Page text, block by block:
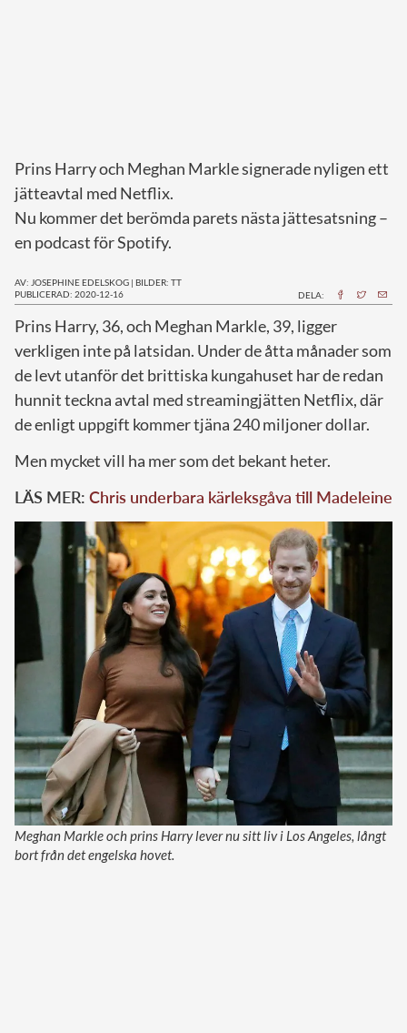
Prins Harry och Meghan Markle signerade nyligen ett
jätteavtal med Netflix.
Nu kommer det berömda parets nästa jättesatsning –
en podcast för Spotify.
AV: JOSEPHINE EDELSKOG | BILDER: TT
PUBLICERAD: 2020-12-16
DELA:
Prins Harry, 36, och Meghan Markle, 39, ligger
verkligen inte på latsidan. Under de åtta månader som
de levt utanför det brittiska kungahuset har de redan
hunnit teckna avtal med streamingjätten Netflix, där
de enligt uppgift kommer tjäna 240 miljoner dollar.
Men mycket vill ha mer som det bekant heter.
LÄS MER: Chris underbara kärleksgåva till Madeleine
Meghan Markle och prins Harry lever nu sitt liv i Los Angeles, långt
bort från det engelska hovet.